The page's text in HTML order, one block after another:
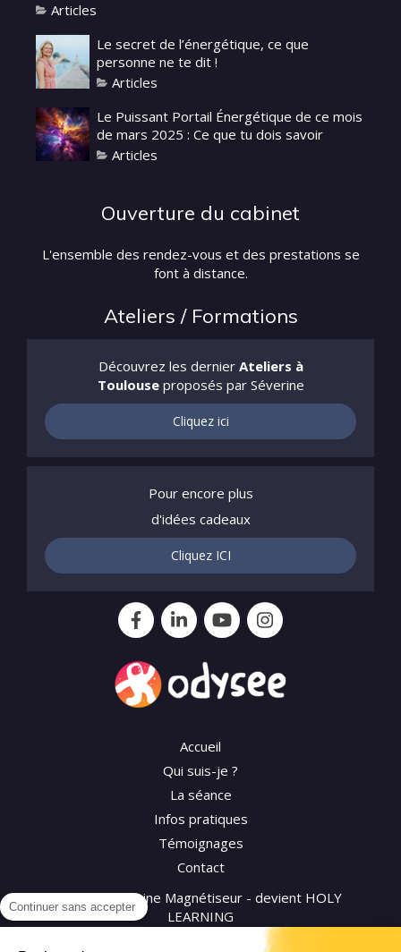
Articles
Le secret de l’énergétique, ce que
personne ne te dit !
Articles
Le Puissant Portail Énergétique de ce mois
de mars 2025 : Ce que tu dois savoir
Articles
Ouverture du cabinet
L'ensemble des rendez-vous et des prestations se
font à distance.
Ateliers / Formations
Découvrez les dernier Ateliers à
Toulouseproposés par Séverine
Cliquez ici
Pour encore plus
d'idées cadeaux
Cliquez ICI
Accueil
Qui suis-je ?
La séance
Infos pratiques
Témoignages
Contact
©2026 Séverine Magnétiseur - devient HOLY
LEARNING
Continuer sans accepter